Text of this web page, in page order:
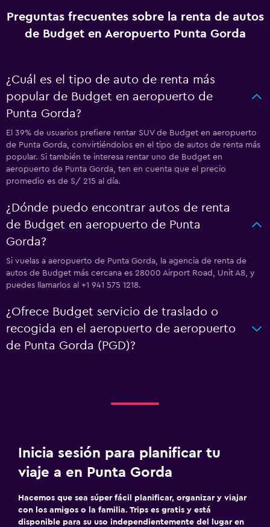
Preguntas frecuentes sobre la renta de autos
de Budget en Aeropuerto Punta Gorda
¿Cuál es el tipo de auto de renta más
popular de Budget en aeropuerto de
Punta Gorda?
El 39% de usuarios prefiere rentar SUV de Budget en aeropuerto
de Punta Gorda, convirtiéndolos en el tipo de autos de renta más
popular. Si también te interesa rentar uno de Budget en
aeropuerto de Punta Gorda, ten en cuenta que el precio
promedio es de S/ 215 al día.
¿Dónde puedo encontrar autos de renta
de Budget en aeropuerto de Punta
Gorda?
Si vuelas a aeropuerto de Punta Gorda, la agencia de renta de
autos de Budget más cercana es 28000 Airport Road, Unit A8, y
puedes llamarlos al +1 941 575 1218.
¿Ofrece Budget servicio de traslado o
recogida en el aeropuerto de aeropuerto
de Punta Gorda (PGD)?
Inicia sesión para planificar tu
viaje a en Punta Gorda
Hacemos que sea súper fácil planificar, organizar y viajar
con los amigos o la familia. Trips es gratis y está
disponible para su uso independientemente del lugar en